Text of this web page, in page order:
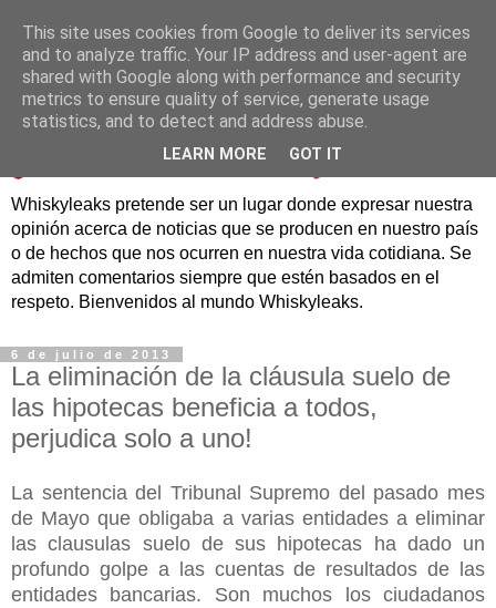
Whiskyleaks pretende ser un lugar donde expresar nuestra
opinión acerca de noticias que se producen en nuestro país
o de hechos que nos ocurren en nuestra vida cotidiana. Se
admiten comentarios siempre que estén basados en el
respeto. Bienvenidos al mundo Whiskyleaks.
6 de julio de 2013
La eliminación de la cláusula suelo de
las hipotecas beneficia a todos,
perjudica solo a uno!
La sentencia del Tribunal Supremo del pasado mes
de Mayo que obligaba a varias entidades a eliminar
las clausulas suelo de sus hipotecas ha dado un
profundo golpe a las cuentas de resultados de las
entidades bancarias. Son muchos los ciudadanos
This site uses cookies from Google to deliver its services
and to analyze traffic. Your IP address and user-agent are
shared with Google along with performance and security
metrics to ensure quality of service, generate usage
statistics, and to detect and address abuse.
LEARN MORE GOT IT